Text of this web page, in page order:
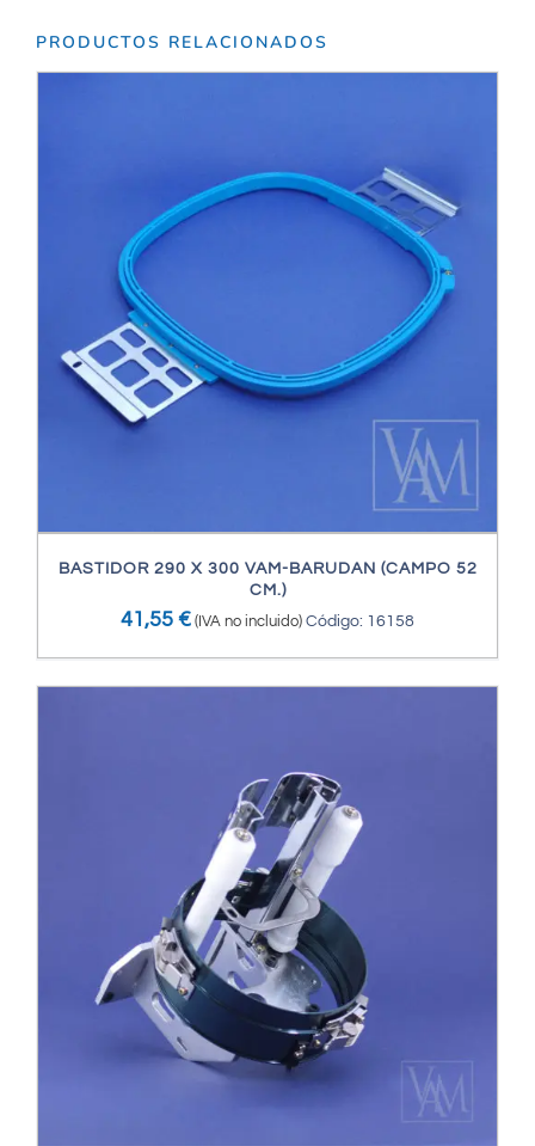
PRODUCTOS RELACIONADOS
BASTIDOR 290 X 300 VAM-BARUDAN (CAMPO 52
CM.)
41,55 € (IVA no incluido) Código: 16158